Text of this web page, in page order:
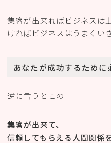
集客が出来ればビジネスは
ければビジネスはうまくい
あなたが成功するために
逆に言うとこの
集客が出来て、
信頼してもらえる人間関係